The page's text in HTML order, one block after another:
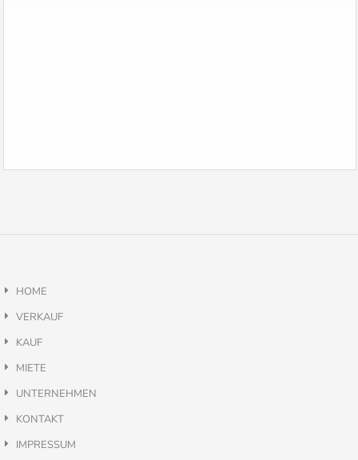
HOME
VERKAUF
KAUF
MIETE
UNTERNEHMEN
KONTAKT
IMPRESSUM